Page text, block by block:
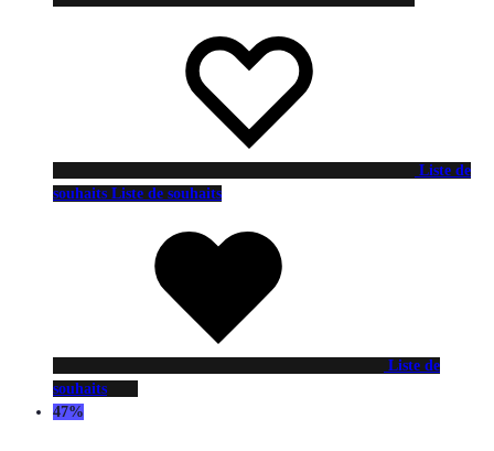
Liste de
souhaits Liste de souhaits
Liste de
souhaits
47%